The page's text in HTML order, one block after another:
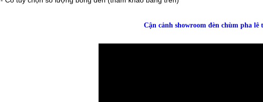
Cận cảnh showroom đèn chùm pha